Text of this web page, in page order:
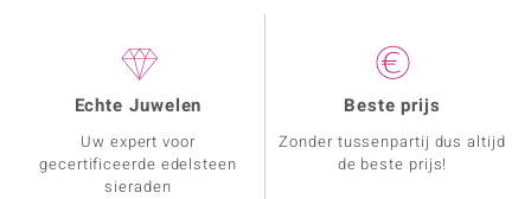
Echte Juwelen
Uw expert voor
gecertificeerde edelsteen
sieraden
Beste prijs
Zonder tussenpartij dus altijd
de beste prijs!